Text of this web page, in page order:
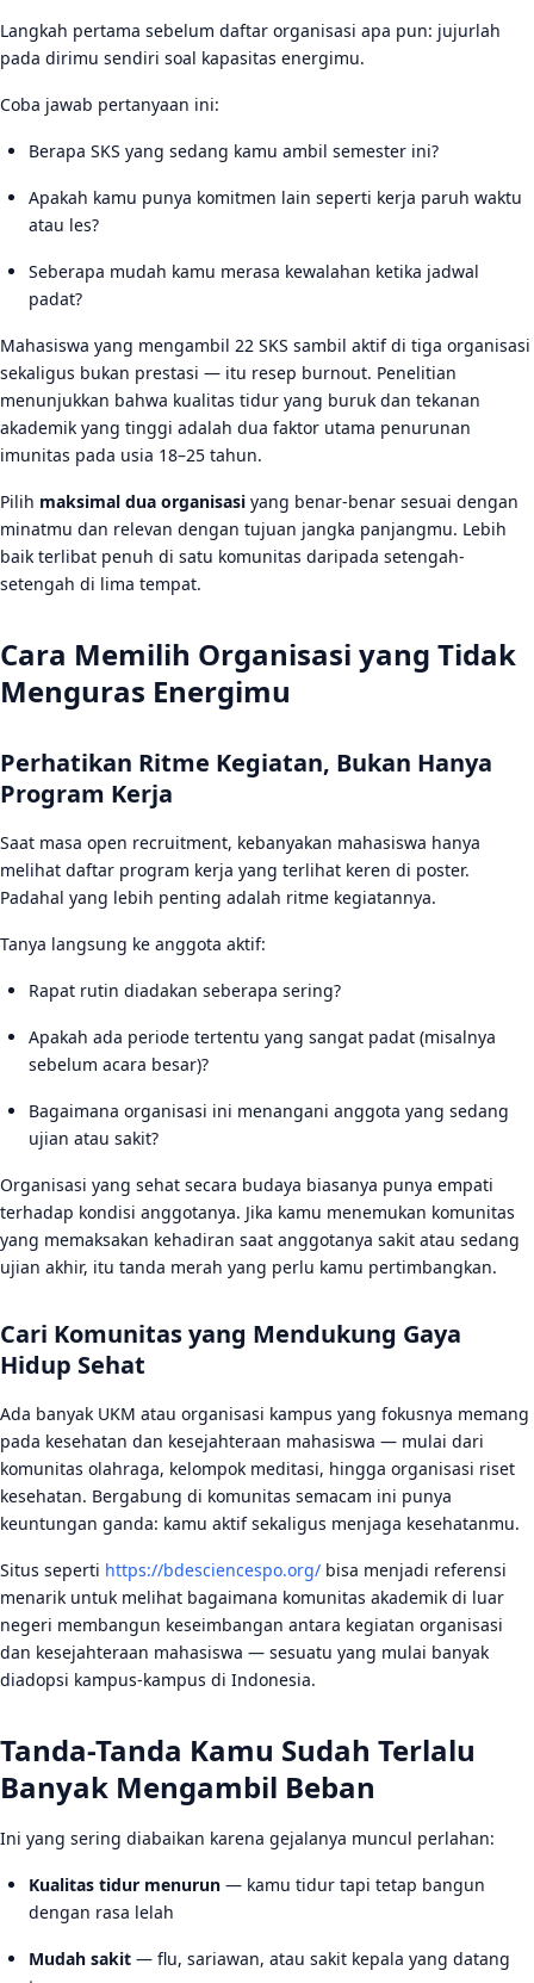
Langkah pertama sebelum daftar organisasi apa pun: jujurlah
pada dirimu sendiri soal kapasitas energimu.
Coba jawab pertanyaan ini:
Berapa SKS yang sedang kamu ambil semester ini?
Apakah kamu punya komitmen lain seperti kerja paruh waktu
atau les?
Seberapa mudah kamu merasa kewalahan ketika jadwal
padat?
Mahasiswa yang mengambil 22 SKS sambil aktif di tiga organisasi
sekaligus bukan prestasi — itu resep burnout. Penelitian
menunjukkan bahwa kualitas tidur yang buruk dan tekanan
akademik yang tinggi adalah dua faktor utama penurunan
imunitas pada usia 18–25 tahun.
Pilih maksimal dua organisasi yang benar-benar sesuai dengan
minatmu dan relevan dengan tujuan jangka panjangmu. Lebih
baik terlibat penuh di satu komunitas daripada setengah-
setengah di lima tempat.
Cara Memilih Organisasi yang Tidak
Menguras Energimu
Perhatikan Ritme Kegiatan, Bukan Hanya
Program Kerja
Saat masa open recruitment, kebanyakan mahasiswa hanya
melihat daftar program kerja yang terlihat keren di poster.
Padahal yang lebih penting adalah ritme kegiatannya.
Tanya langsung ke anggota aktif:
Rapat rutin diadakan seberapa sering?
Apakah ada periode tertentu yang sangat padat (misalnya
sebelum acara besar)?
Bagaimana organisasi ini menangani anggota yang sedang
ujian atau sakit?
Organisasi yang sehat secara budaya biasanya punya empati
terhadap kondisi anggotanya. Jika kamu menemukan komunitas
yang memaksakan kehadiran saat anggotanya sakit atau sedang
ujian akhir, itu tanda merah yang perlu kamu pertimbangkan.
Cari Komunitas yang Mendukung Gaya
Hidup Sehat
Ada banyak UKM atau organisasi kampus yang fokusnya memang
pada kesehatan dan kesejahteraan mahasiswa — mulai dari
komunitas olahraga, kelompok meditasi, hingga organisasi riset
kesehatan. Bergabung di komunitas semacam ini punya
keuntungan ganda: kamu aktif sekaligus menjaga kesehatanmu.
Situs seperti https://bdesciencespo.org/ bisa menjadi referensi
menarik untuk melihat bagaimana komunitas akademik di luar
negeri membangun keseimbangan antara kegiatan organisasi
dan kesejahteraan mahasiswa — sesuatu yang mulai banyak
diadopsi kampus-kampus di Indonesia.
Tanda-Tanda Kamu Sudah Terlalu
Banyak Mengambil Beban
Ini yang sering diabaikan karena gejalanya muncul perlahan:
Kualitas tidur menurun — kamu tidur tapi tetap bangun
dengan rasa lelah
Mudah sakit — flu, sariawan, atau sakit kepala yang datang